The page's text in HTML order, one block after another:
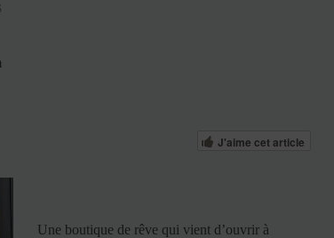
J'aime cet article
Une boutique de rêve qui vient d’ouvrir à